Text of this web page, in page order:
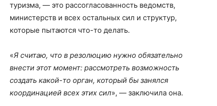
туризма, — это рассогласованность ведомств,
министерств и всех остальных сил и структур,
которые пытаются что-то делать.
«Я считаю, что в резолюцию нужно обязательно
внести этот момент: рассмотреть возможность
создать какой-то орган, который бы занялся
координацией всех этих сил», — заключила она.